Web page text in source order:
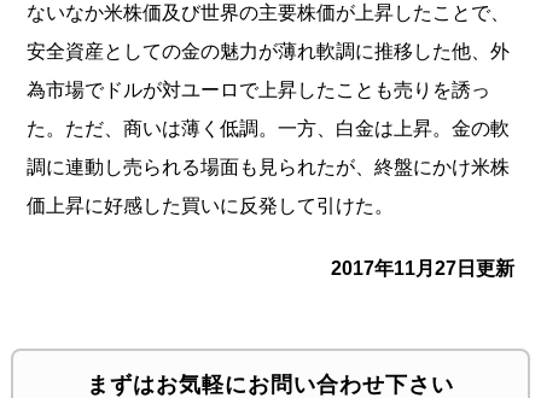
ないなか米株価及び世界の主要株価が上昇したことで、
安全資産としての金の魅力が薄れ軟調に推移した他、外
為市場でドルが対ユーロで上昇したことも売りを誘っ
た。ただ、商いは薄く低調。一方、白金は上昇。金の軟
調に連動し売られる場面も見られたが、終盤にかけ米株
価上昇に好感した買いに反発して引けた。
2017年11月27日更新
まずはお気軽にお問い合わせ下さい